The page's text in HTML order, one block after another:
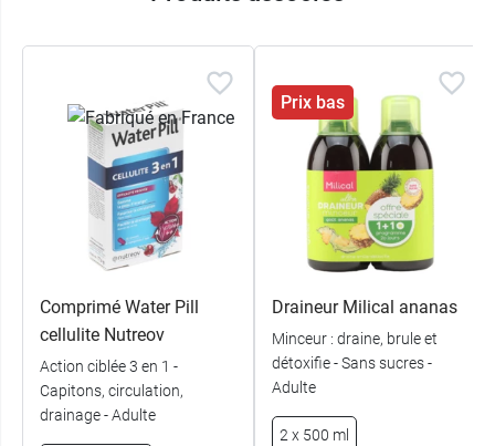
Les compléments alimentaires
ont pour but d'entretenir votre bien-être. Ils sont
encadrés par une réglementation et des
contrôles précis, qu'ils soient vendus en
pharmacie, en grandes surfaces ou sur internet.
Arôme framboise
Pensez également à la
solution buvable SOS
Brûle Graisse Juvamine
, à diluer, à base
d'orthosiphon, de guarana, de maté et de thé
vert.
Comprimé Water Pill
cellulite Nutreov
Action ciblée 3 en 1 -
Capitons, circulation,
drainage - Adulte
Prix bas
Draineur Milical ananas
Minceur : draine, brule et
détoxifie - Sans sucres -
Adulte
2 x 500 ml